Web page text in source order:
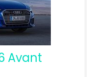
Avant